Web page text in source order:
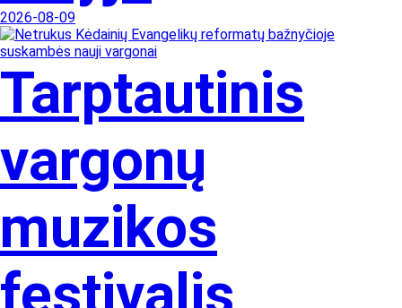
2026-08-09
Tarptautinis
vargonų
muzikos